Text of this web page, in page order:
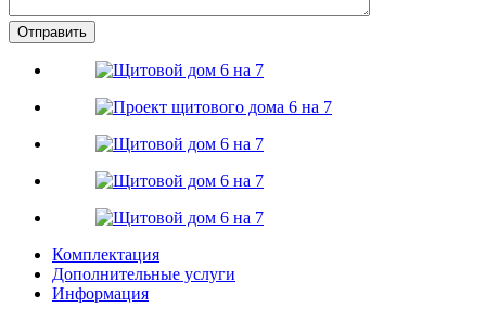
Комплектация
Дополнительные услуги
Информация